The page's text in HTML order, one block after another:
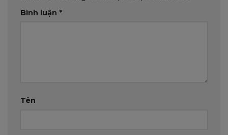
Bình luận *
Tên